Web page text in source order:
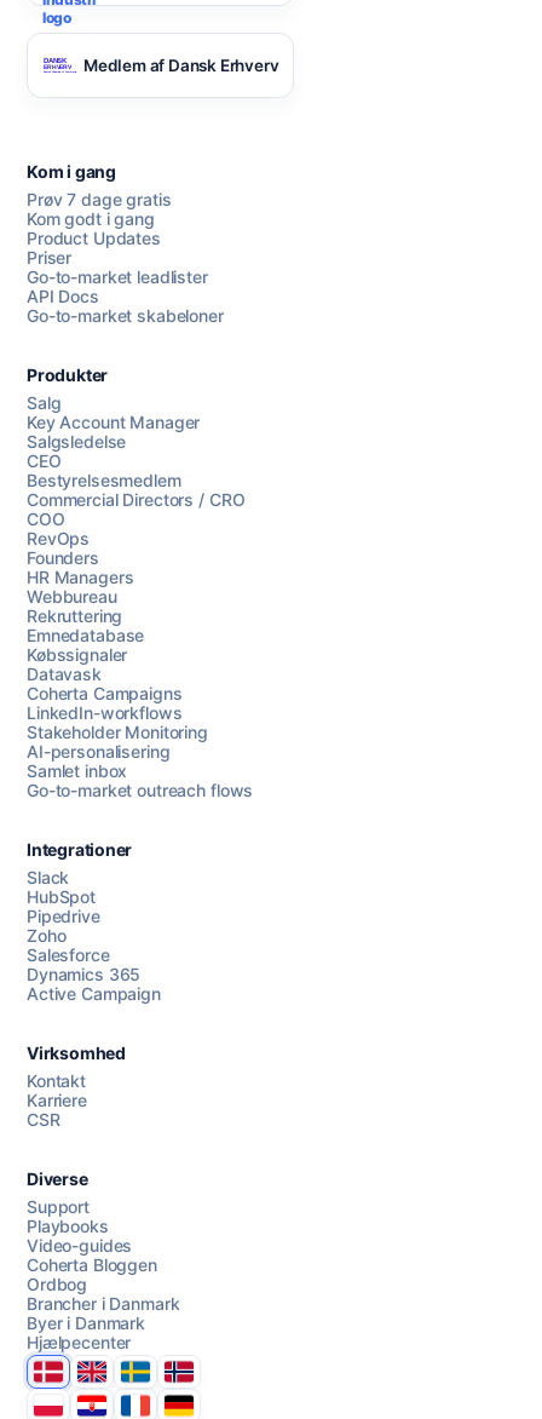
Chat med os
AI Campaign Assist
Medlem af Dansk Erhverv
Kom i gang
Prøv 7 dage gratis
Kom godt i gang
Product Updates
Priser
Go-to-market leadlister
API Docs
Go-to-market skabeloner
Produkter
Salg
Key Account Manager
Salgsledelse
CEO
Bestyrelsesmedlem
Commercial Directors / CRO
COO
RevOps
Founders
HR Managers
Webbureau
Rekruttering
Emnedatabase
Købssignaler
Datavask
Coherta Campaigns
LinkedIn-workflows
Stakeholder Monitoring
AI-personalisering
Samlet inbox
Go-to-market outreach flows
Integrationer
Slack
HubSpot
Pipedrive
Zoho
Salesforce
Dynamics 365
Active Campaign
Virksomhed
Kontakt
Karriere
CSR
Diverse
Support
Playbooks
Video-guides
Coherta Bloggen
Ordbog
Brancher i Danmark
Byer i Danmark
Hjælpecenter
DanmarkUnited Kingdom
SverigeNorge
PolskaHrvatskaFranceDeutschland